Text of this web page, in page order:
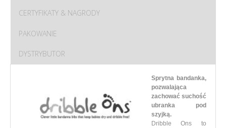
CERTYFIKATY & NAGRODY
PAKOWANIE
DYSTRYBUTOR
Sprytna bandanka,
pozwalająca
zachować suchość
ubranka pod
szyjką.
Dribble Ons to